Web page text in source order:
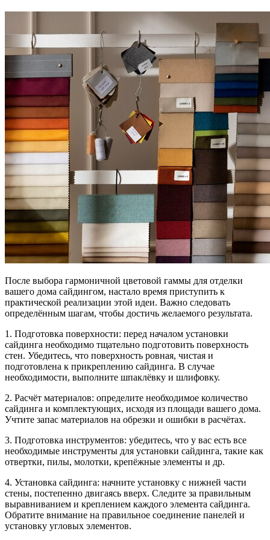
После выбора гармоничной цветовой гаммы для отделки
вашего дома сайдингом, настало время приступить к
практической реализации этой идеи. Важно следовать
определённым шагам, чтобы достичь желаемого результата.
1. Подготовка поверхности: перед началом установки
сайдинга необходимо тщательно подготовить поверхность
стен. Убедитесь, что поверхность ровная, чистая и
подготовлена к прикреплению сайдинга. В случае
необходимости, выполните шпаклёвку и шлифовку.
2. Расчёт материалов: определите необходимое количество
сайдинга и комплектующих, исходя из площади вашего дома.
Учтите запас материалов на обрезки и ошибки в расчётах.
3. Подготовка инструментов: убедитесь, что у вас есть все
необходимые инструменты для установки сайдинга, такие как
отвертки, пилы, молотки, крепёжные элементы и др.
4. Установка сайдинга: начните установку с нижней части
стены, постепенно двигаясь вверх. Следите за правильным
выравниванием и креплением каждого элемента сайдинга.
Обратите внимание на правильное соединение панелей и
установку угловых элементов.